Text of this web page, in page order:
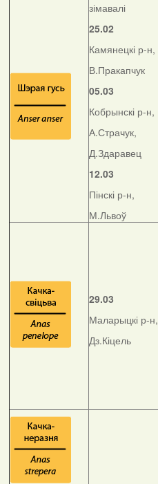
зімавалі
25.02
Камянецкі р-н,
В.Пракапчук
05.03
Кобрынскі р-н,
А.Страчук,
Д.Здаравец
12.03
Пінскі р-н,
М.Львоў
29.03
Маларыцкі р-н,
Дз.Кіцель